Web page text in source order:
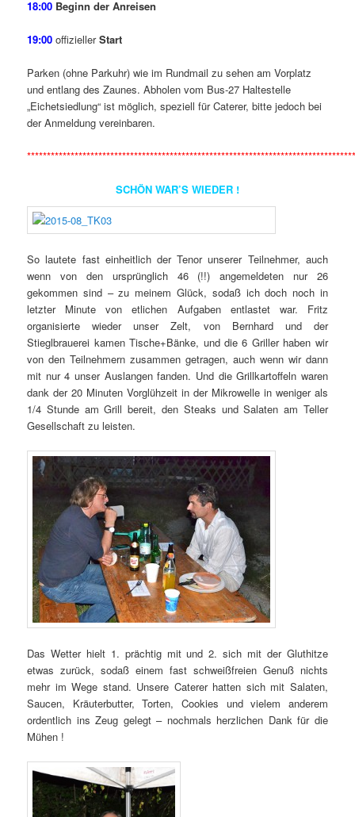
18:00 Beginn der Anreisen
19:00 offiziellerStart
Parken (ohne Parkuhr) wie im Rundmail zu sehen am Vorplatz
und entlang des Zaunes. Abholen vom Bus-27 Haltestelle
„Eichetsiedlung“ ist möglich, speziell für Caterer, bitte jedoch bei
der Anmeldung vereinbaren.
*****************
SCHÖN WAR’S WIEDER !
So lautete fast einheitlich der Tenor unserer Teilnehmer, auch
wenn von den ursprünglich 46 (!!) angemeldeten nur 26
gekommen sind – zu meinem Glück, sodaß ich doch noch in
letzter Minute von etlichen Aufgaben entlastet war. Fritz
organisierte wieder unser Zelt, von Bernhard und der
Stieglbrauerei kamen Tische+Bänke, und die 6 Griller haben wir
von den Teilnehmern zusammen getragen, auch wenn wir dann
mit nur 4 unser Auslangen fanden. Und die Grillkartoffeln waren
dank der 20 Minuten Vorglühzeit in der Mikrowelle in weniger als
1/4 Stunde am Grill bereit, den Steaks und Salaten am Teller
Gesellschaft zu leisten.
Das Wetter hielt 1. prächtig mit und 2. sich mit der Gluthitze
etwas zurück, sodaß einem fast schweißfreien Genuß nichts
mehr im Wege stand. Unsere Caterer hatten sich mit Salaten,
Saucen, Kräuterbutter, Torten, Cookies und vielem anderem
ordentlich ins Zeug gelegt – nochmals herzlichen Dank für die
Mühen !